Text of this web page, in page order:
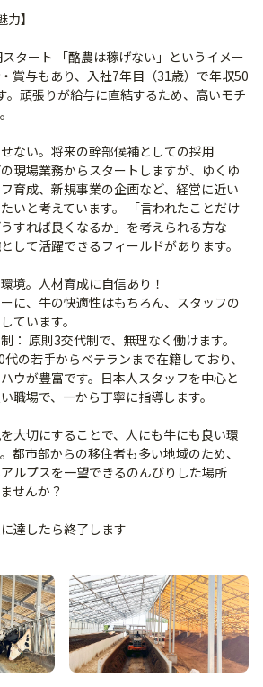
】
タート 「酪農は稼げない」というイメー
賞与もあり、入社7年目（31歳）で年収50
。頑張りが給与に直結するため、高いモチ
ない。将来の幹部候補としての採用
現場業務からスタートしますが、ゆくゆ
育成、新規事業の企画など、経営に近い
いと考えています。 「言われたことだけ
すれば良くなるか」を考えられる方な
して活躍できるフィールドがあります。
境。人材育成に自信あり！
ーに、牛の快適性はもちろん、スタッフの
ています。
： 原則3交代制で、無理なく働けます。
の若手からベテランまで在籍しており、
ウが豊富です。日本人スタッフを中心と
職場で、一から丁寧に指導します。
大切にすることで、人にも牛にも良い環
都市部からの移住者も多い地域のため、
ルプスを一望できるのんびりした場所
せんか？
達したら終了します